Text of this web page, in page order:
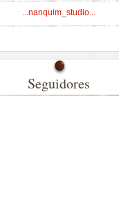
...nanquim_studio...
Seguidores